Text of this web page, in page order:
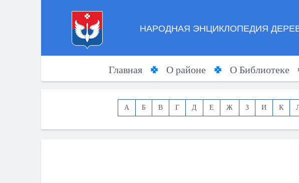
НАРОДНАЯ ЭНЦИКЛОПЕДИЯ
Главная О районе О Библиотеке
А Б В Г Д Е Ж З И К